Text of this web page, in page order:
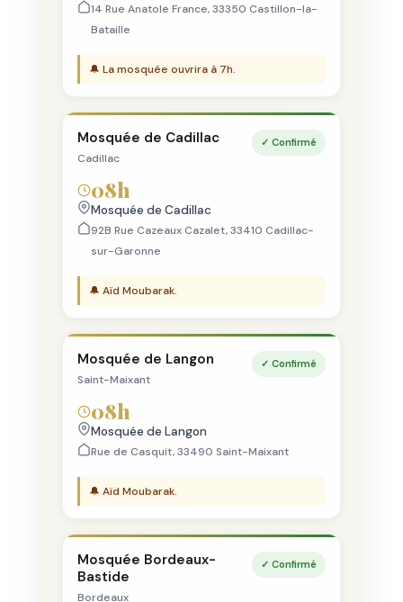
14 Rue Anatole France, 33350 Castillon-la-
Bataille
🔔 La mosquée ouvrira à 7h.
Mosquée de Cadillac
Cadillac
✓ Confirmé
08h
Mosquée de Cadillac
92B Rue Cazeaux Cazalet, 33410 Cadillac-
sur-Garonne
🔔 Aïd Moubarak.
Mosquée de Langon
Saint-Maixant
✓ Confirmé
08h
Mosquée de Langon
Rue de Casquit, 33490 Saint-Maixant
🔔 Aïd Moubarak.
Mosquée Bordeaux-
Bastide
Bordeaux
✓ Confirmé